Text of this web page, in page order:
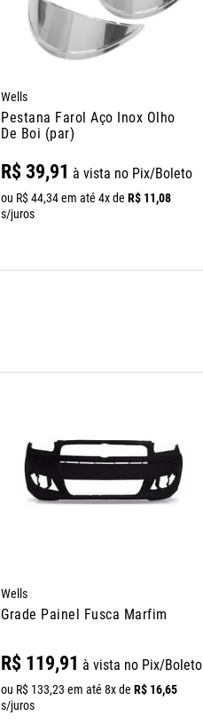
Wells
Pestana Farol Aço Inox Olho
De Boi (par)
R$ 39,91 à vista no Pix/Boleto
ou R$ 44,34 em até 4x de R$ 11,08
s/juros
Wells
Grade Painel Fusca Marfim
R$ 119,91 à vista no Pix/Boleto
ou R$ 133,23 em até 8x de R$ 16,65
s/juros